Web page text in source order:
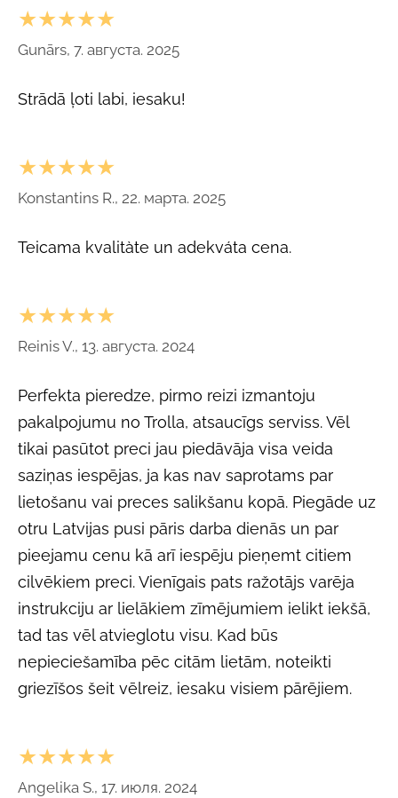
★★★★★
Gunārs, 7. августа. 2025
Strādā ļoti labi, iesaku!
★★★★★
Konstantins R., 22. марта. 2025
Teicama kvalitàte un adekváta cena.
★★★★★
Reinis V., 13. августа. 2024
Perfekta pieredze, pirmo reizi izmantoju
pakalpojumu no Trolla, atsaucīgs serviss. Vēl
tikai pasūtot preci jau piedāvāja visa veida
saziņas iespējas, ja kas nav saprotams par
lietošanu vai preces salikšanu kopā. Piegāde uz
otru Latvijas pusi pāris darba dienās un par
pieejamu cenu kā arī iespēju pieņemt citiem
cilvēkiem preci. Vienīgais pats ražotājs varēja
instrukciju ar lielākiem zīmējumiem ielikt iekšā,
tad tas vēl atvieglotu visu. Kad būs
nepieciešamība pēc citām lietām, noteikti
griezīšos šeit vēlreiz, iesaku visiem pārējiem.
★★★★★
Angelika S., 17. июля. 2024